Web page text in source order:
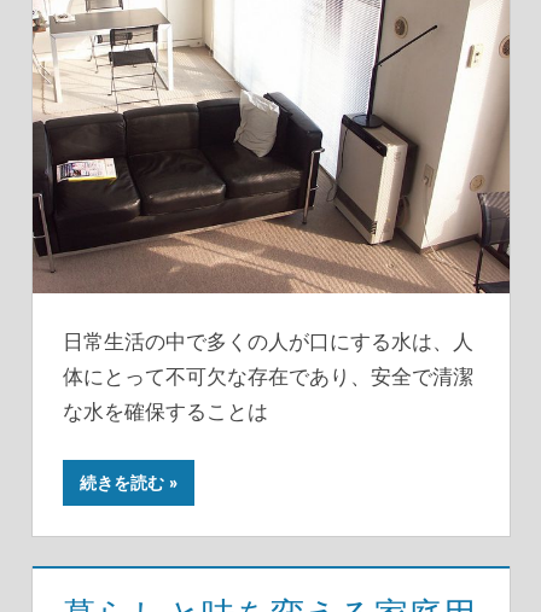
日常生活の中で多くの人が口にする水は、人
体にとって不可欠な存在であり、安全で清潔
な水を確保することは
続きを読む